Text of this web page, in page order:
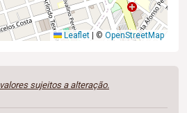
Leaflet © OpenStreetMap
valores sujeitos a alteração.